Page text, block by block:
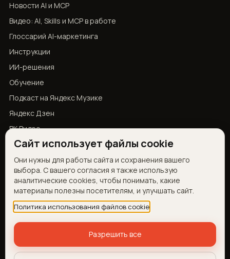
Новости AI и MCP
Видео: AI, Skills и MCP в работе
Глоссарий AI-маркетинга
Инструкции
ИИ-решения
Обучение
Подкаст на Яндекс Музике
Яндекс Дзен
ВК Видео
YouTube
КОНТАКТЫ
Telegram
Запросить демо
Об авторе
Сайт использует файлы cookie
Они нужны для работы сайта и сохранения вашего
выбора. С вашего согласия я также использую
аналитические cookies, чтобы понимать, какие
материалы полезны посетителям, и улучшать сайт.
Политика использования файлов cookie
Разрешить все